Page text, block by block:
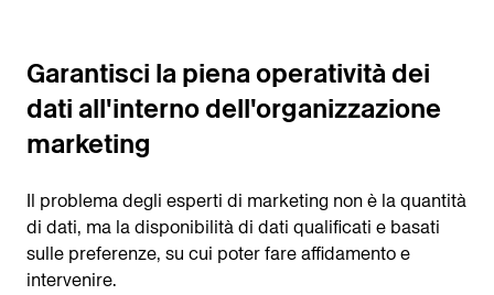
Garantisci la piena operatività dei
dati all'interno dell'organizzazione
marketing
Il problema degli esperti di marketing non è la quantità
di dati, ma la disponibilità di dati qualificati e basati
sulle preferenze, su cui poter fare affidamento e
intervenire.